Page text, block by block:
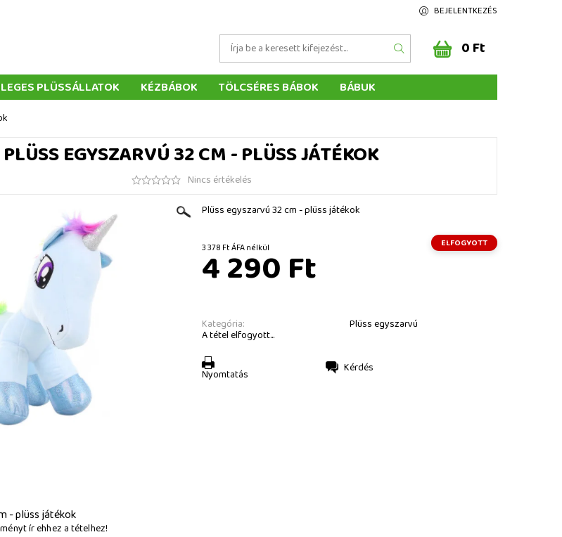
BEJELENTKEZÉS
0 Ft
PLÜSSÁLLATOK KÉZBÁBOK TÖLCSÉRES BÁBOK
BÁBUK
PLÜSS EGYSZARVÚ 32 CM - PLÜSS JÁTÉKOK
Nincs értékelés
Plüss egyszarvú 32 cm - plüss játékok
3 378 Ft ÁFA nélkül ELFOGYOTT
4 290 Ft
Kategória: Plüss egyszarvú
A tétel elfogyott...
Nyomtatás Kérdés
- plüss játékok
ír ehhez a tételhez!